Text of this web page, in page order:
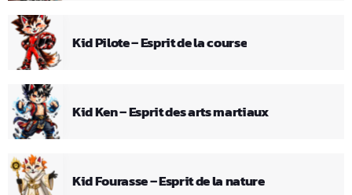
Kid Pilote – Esprit de la course
Kid Ken – Esprit des arts martiaux
Kid Fourasse – Esprit de la nature